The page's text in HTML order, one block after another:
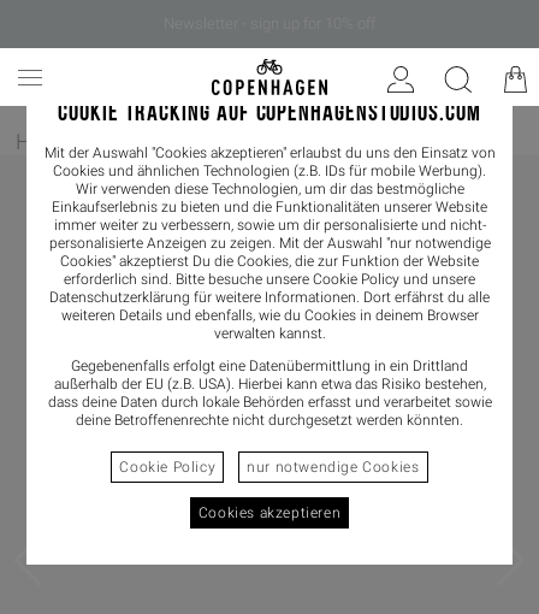
COOKIE TRACKING AUF COPENHAGENSTUDIOS.COM
Mit der Auswahl "Cookies akzeptieren" erlaubst du uns den Einsatz von
Cookies und ähnlichen Technologien (z.B. IDs für mobile Werbung).
Wir verwenden diese Technologien, um dir das bestmögliche
Einkaufserlebnis zu bieten und die Funktionalitäten unserer Website
immer weiter zu verbessern, sowie um dir personalisierte und nicht-
personalisierte Anzeigen zu zeigen. Mit der Auswahl "nur notwendige
Cookies" akzeptierst Du die Cookies, die zur Funktion der Website
erforderlich sind. Bitte besuche unsere Cookie Policy und unsere
Datenschutzerklärung für weitere Informationen. Dort erfährst du alle
weiteren Details und ebenfalls, wie du Cookies in deinem Browser
verwalten kannst.
Gegebenenfalls erfolgt eine Datenübermittlung in ein Drittland
außerhalb der EU (z.B. USA). Hierbei kann etwa das Risiko bestehen,
dass deine Daten durch lokale Behörden erfasst und verarbeitet sowie
deine Betroffenenrechte nicht durchgesetzt werden könnten.
Cookie Policy nur notwendige Cookies
Cookies akzeptieren
Home / Damen/ Sneaker